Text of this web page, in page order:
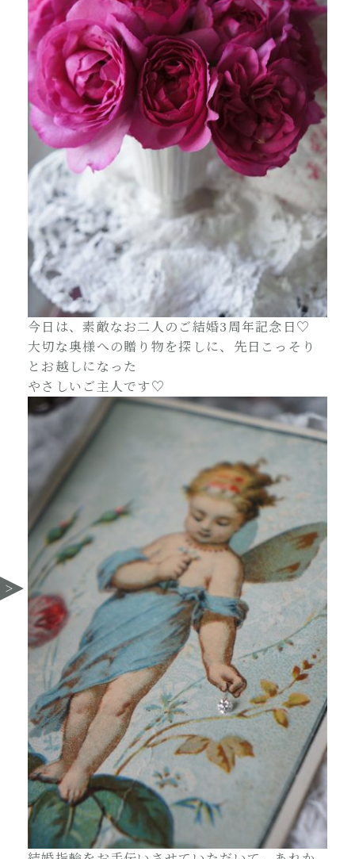
今日は、素敵なお二人のご結婚3周年記念日♡
大切な奥様への贈り物を探しに、先日こっそり
とお越しになった
やさしいご主人です♡